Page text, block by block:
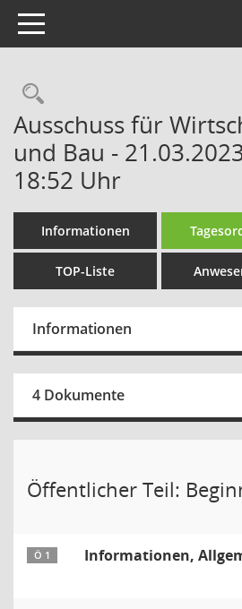
Toggle navigation
Rechercheauswahl
Ausschuss für
und Bau -
18:52 Uhr
Informationen
TOP-Liste
Informationen
4 Dokumente
Öffentlicher Teil:
Ö 1 Informationen,